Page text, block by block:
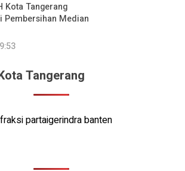
Kota Tangerang
Pembersihan Median
Tangerang